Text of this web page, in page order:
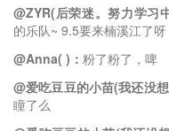
@ZYR(后荣迷。努力学习
的乐队~ 9.5要来楠溪江了
@Anna( )： 粉了粉了，啤
@爱吃豆豆的小苗(我还没
瞳了么